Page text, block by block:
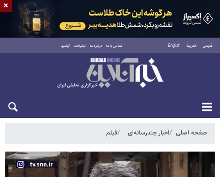
فارسی العربية English تماس با ما درباره ما تبلیغات آرشیو
پنجشنبه ۱۵ مرداد ۱۴۰۵
صفحه اصلی اخبار چندرسانه‌ای فیلم
×